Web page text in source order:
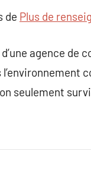
de Plus de
agence
seulement